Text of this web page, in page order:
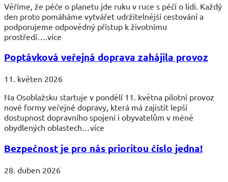
Věříme, že péče o planetu jde ruku v ruce s péčí o lidi. Každý
den proto pomáháme vytvářet udržitelnější cestování a
podporujeme odpovědný přístup k životnímu
prostředí….více
Poptávková veřejná doprava zahájila provoz
11. květen 2026
Na Osoblažsku startuje v pondělí 11. května pilotní provoz
nové formy veřejné dopravy, která má zajistit lepší
dostupnost dopravního spojení i obyvatelům v méně
obydlených oblastech…více
Bezpečnost je pro nás prioritou číslo jedna!
28. duben 2026